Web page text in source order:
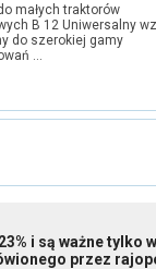
małych traktorów
B 12 Uniwersalny
do szerokiej gamy
…
i są ważne
przez